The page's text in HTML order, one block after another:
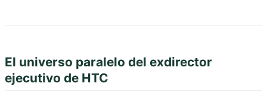
El universo paralelo del exdirector
ejecutivo de HTC